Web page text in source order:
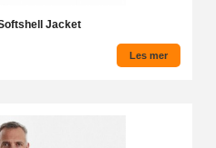
Jacket
Les mer